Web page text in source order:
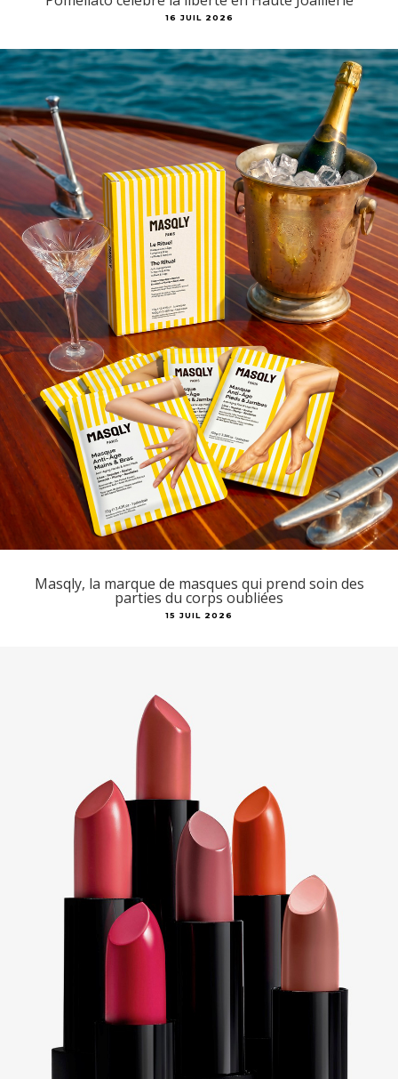
16 JUIL 2026
Masqly, la marque de masques qui prend soin des
parties du corps oubliées
15 JUIL 2026